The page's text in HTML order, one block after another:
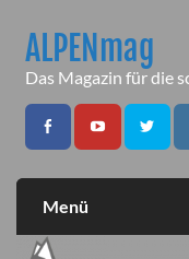
contentALPENmag
Das Magazin für die
Menü